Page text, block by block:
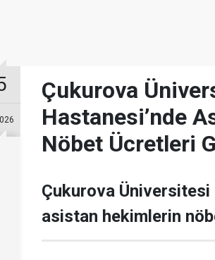
Çukurova
Hastanesi’nde
Nöbet Ücretleri
Çukurova Üniversitesi
asistan hekimlerin